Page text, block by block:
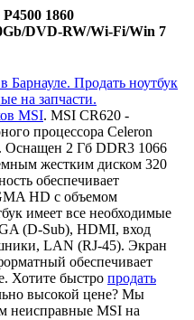
1860
DVD-RW/Wi-Fi/Win 7
MSI. MSI CR620 -
процессора Celeron
Оснащен 2 Гб DDR3 1066
жестким диском 320
обеспечивает
HD с объемом
имеет все необходимые
(D-Sub), HDMI, вход
LAN (RJ-45). Экран
обеспечивает
Хотите быстро продать
высокой цене? Мы
неисправные MSI на